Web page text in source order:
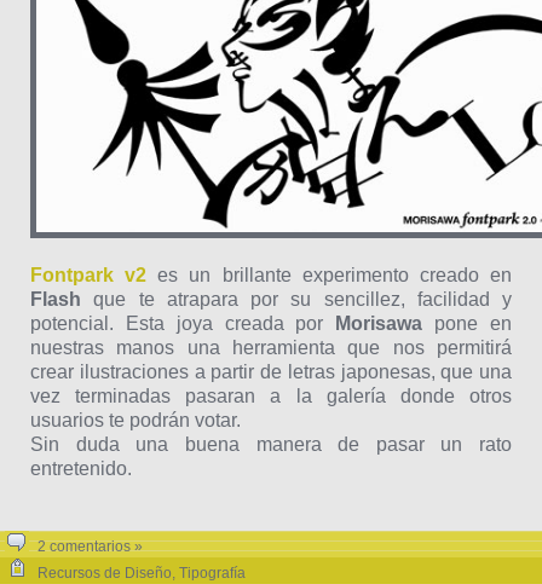
Fontpark v2 es un brillante experimento creado en
Flash que te atrapara por su sencillez, facilidad y
potencial. Esta joya creada por Morisawa pone en
nuestras manos una herramienta que nos permitirá
crear ilustraciones a partir de letras japonesas, que una
vez terminadas pasaran a la galería donde otros
usuarios te podrán votar.
Sin duda una buena manera de pasar un rato
entretenido.
2 comentarios »
Recursos de Diseño, Tipografía